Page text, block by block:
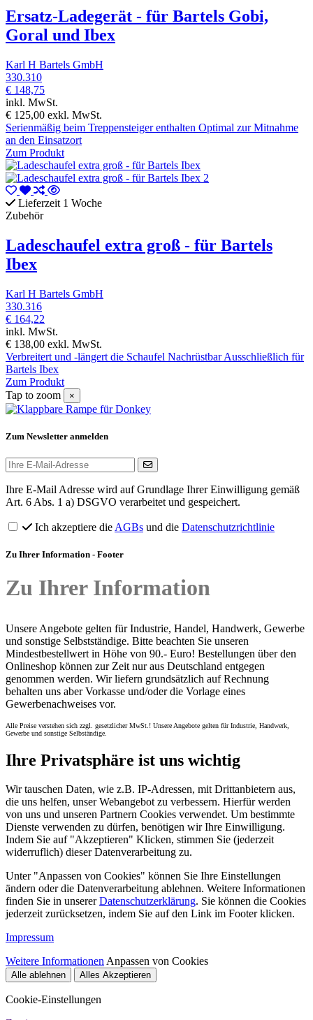
Ersatz-Ladegerät - für Bartels Gobi,
Goral und Ibex
Karl H Bartels GmbH
330.310
€ 148,75
inkl. MwSt.
€ 125,00 exkl. MwSt.
Serienmäßig beim Treppensteiger enthalten Optimal zur Mitnahme
an den Einsatzort
Zum Produkt
Lieferzeit 1 Woche
Zubehör
Ladeschaufel extra groß - für Bartels
Ibex
Karl H Bartels GmbH
330.316
€ 164,22
inkl. MwSt.
€ 138,00 exkl. MwSt.
Verbreitert und -längert die Schaufel Nachrüstbar Ausschließlich für
Bartels Ibex
Zum Produkt
Tap to zoom
×
Zum Newsletter anmelden
Ihre E-Mail Adresse wird auf Grundlage Ihrer Einwilligung gemäß
Art. 6 Abs. 1 a) DSGVO verarbeitet und gespeichert.
Ich akzeptiere die AGBs und die Datenschutzrichtlinie
Zu Ihrer Information - Footer
Zu Ihrer Information
Unsere Angebote gelten für Industrie, Handel, Handwerk, Gewerbe
und sonstige Selbstständige. Bitte beachten Sie unseren
Mindestbestellwert in Höhe von 90.- Euro! Bestellungen über den
Onlineshop können zur Zeit nur aus Deutschland entgegen
genommen werden. Wir liefern grundsätzlich auf Rechnung
behalten uns aber Vorkasse und/oder die Vorlage eines
Gewerbenachweises vor.
Alle Preise verstehen sich zzgl. gesetzlicher MwSt.! Unsere Angebote gelten für Industrie, Handwerk,
Gewerbe und sonstige Selbständige.
Ihre Privatsphäre ist uns wichtig
Wir tauschen Daten, wie z.B. IP-Adressen, mit Drittanbietern aus,
die uns helfen, unser Webangebot zu verbessern. Hierfür werden
von uns und unseren Partnern Cookies verwendet. Um bestimmte
Dienste verwenden zu dürfen, benötigen wir Ihre Einwilligung.
Indem Sie auf "Akzeptieren" Klicken, stimmen Sie (jederzeit
widerruflich) dieser Datenverarbeitung zu.
Unter "Anpassen von Cookies" können Sie Ihre Einstellungen
ändern oder die Datenverarbeitung ablehnen. Weitere Informationen
finden Sie in unsererDatenschutzerklärung. Sie können die Cookies
jederzeit zurücksetzen, indem Sie auf den Link im Footer klicken.
Impressum
Weitere InformationenAnpassen von Cookies
Alle ablehnen Alles Akzeptieren
Cookie-Einstellungen